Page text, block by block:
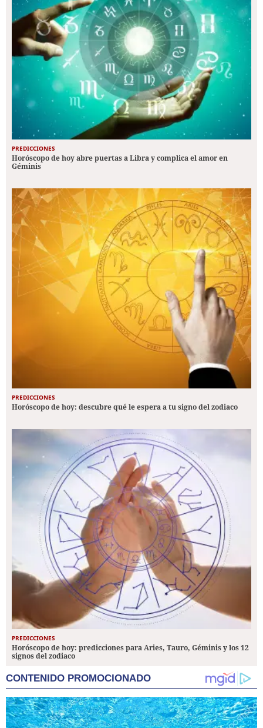
PREDICCIONES
Horóscopo de hoy abre puertas a Libra y complica el amor en
Géminis
PREDICCIONES
Horóscopo de hoy: descubre qué le espera a tu signo del zodiaco
PREDICCIONES
Horóscopo de hoy: predicciones para Aries, Tauro, Géminis y los 12
signos del zodiaco
CONTENIDO PROMOCIONADO